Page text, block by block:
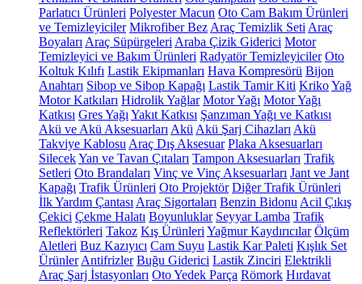
Parlatıcı Ürünleri Polyester Macun Oto Cam Bakım Ürünleri
ve Temizleyiciler Mikrofiber Bez Araç Temizlik Seti Araç
Boyaları Araç Süpürgeleri Araba Çizik Giderici Motor
Temizleyici ve Bakım Ürünleri Radyatör Temizleyiciler Oto
Koltuk Kılıfı Lastik Ekipmanları Hava Kompresörü Bijon
Anahtarı Sibop ve Sibop Kapağı Lastik Tamir Kiti KrikoYağ
Motor Katkıları Hidrolik Yağlar Motor Yağı Motor Yağı
Katkısı Gres Yağı Yakıt Katkısı Şanzıman Yağı ve Katkısı
Akü ve Akü Aksesuarları Akü Akü Şarj Cihazları Akü
Takviye Kablosu Araç Dış Aksesuar Plaka Aksesuarları
SilecekYan ve Tavan Çıtaları Tampon Aksesuarları Trafik
Setleri Oto Brandaları Vinç ve Vinç Aksesuarları Jant ve Jant
Kapağı Trafik Ürünleri Oto Projektör Diğer Trafik Ürünleri
İlk Yardım Çantası Araç Sigortaları Benzin Bidonu Acil Çıkış
Çekici Çekme Halatı Boyunluklar Seyyar Lamba Trafik
Reflektörleri Takoz Kış Ürünleri Yağmur Kaydırıcılar Ölçüm
Aletleri Buz Kazıyıcı Cam Suyu Lastik Kar Paleti Kışlık Set
Ürünler Antifrizler Buğu Giderici Lastik Zinciri Elektrikli
Araç Şarj İstasyonları Oto Yedek Parça Römork Hırdavat